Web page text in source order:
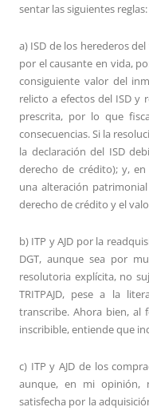
sentar las siguientes reglas:
a) ISD de los herederos
por el causante en vida,
consiguiente valor del
relicto a efectos del ISD y
prescrita, por lo que
consecuencias. Si la
la declaración del ISD
derecho de crédito); y,
una alteración
derecho de crédito y el
b) ITP y AJD por la
DGT, aunque sea por
resolutoria explícita, no
TRITPAJD, pese a la
transcribe. Ahora bien, al
inscribible, entiende que
c) ITP y AJD de los
aunque, en mi opinión,
satisfecha por la